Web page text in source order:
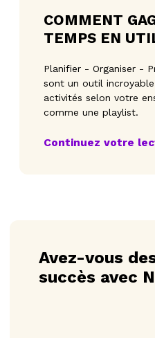
COMMENT
TEMPS EN
Planifier - Organiser -
sont un outil
activités selon votre
comme une playlist.
Continuez votre
Avez-vous
succès avec